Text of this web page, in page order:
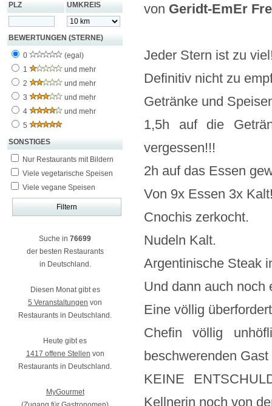
PLZ UMKREIS
BEWERTUNGEN (STERNE)
0
(egal)
1
und mehr
2
und mehr
3
und mehr
4
und mehr
5
SONSTIGES
Nur Restaurants mit Bildern
Viele vegetarische Speisen
Viele vegane Speisen
Suche in 76699
der besten Restaurants
in Deutschland.
Diesen Monat gibt es
5 Veranstaltungen von
Restaurants in Deutschland.
Heute gibt es
1417 offene Stellen von
Restaurants in Deutschland.
MyGourmet
von Geridt-EmEr
Jeder Stern ist zu
Definitiv nicht zu
Getränke und
1,5h auf die
vergessen!!!
2h auf das Essen
Von 9x Essen 3x
Cnochis zerkocht.
Nudeln Kalt.
Argentinische Steak
Und dann auch noch
Eine völlig
Chefin völlig
beschwerenden
KEINE
Kellnerin noch von